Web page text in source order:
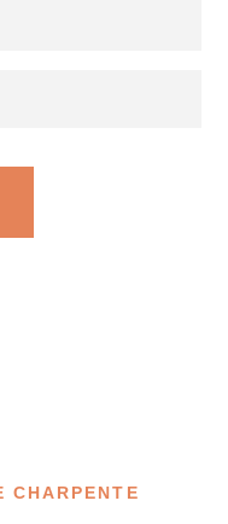
CHARPENTE